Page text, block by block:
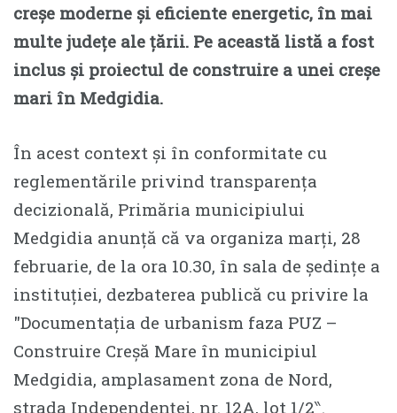
creșe moderne și eficiente energetic, în mai
multe județe ale țării. Pe această listă a fost
inclus și proiectul de construire a unei creșe
mari în Medgidia.
În acest context și în conformitate cu
reglementările privind transparența
decizională, Primăria municipiului
Medgidia anunță că va organiza marți, 28
februarie, de la ora 10.30, în sala de ședințe a
instituției, dezbaterea publică cu privire la
″Documentația de urbanism faza PUZ –
Construire Creșă Mare în municipiul
Medgidia, amplasament zona de Nord,
strada Independenței, nr. 12A, lot 1/2‶.